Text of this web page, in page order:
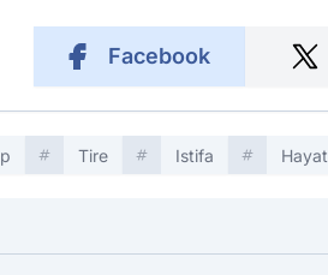
Facebook
Tire Istifa